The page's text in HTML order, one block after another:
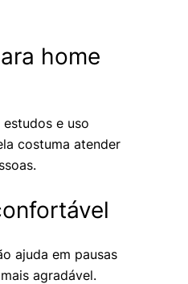
home
e uso
costuma atender
ajuda em pausas
agradável.